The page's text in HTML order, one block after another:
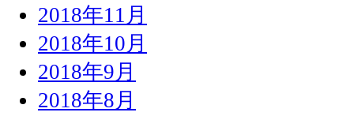
2018年11月
2018年10月
2018年9月
2018年8月